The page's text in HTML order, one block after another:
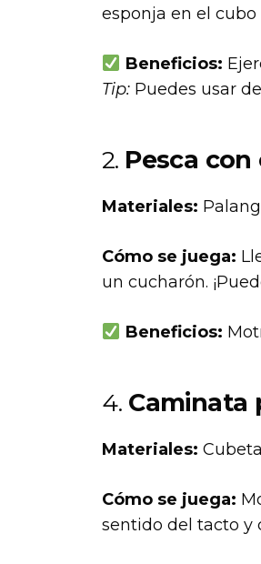
esponja en el
Beneficios:
Tip: Puedes usar
2. Pesca
Materiales:
Cómo se juega:
un cucharón.
Beneficios:
4. Caminata
Materiales:
Cómo se juega:
sentido del tacto y